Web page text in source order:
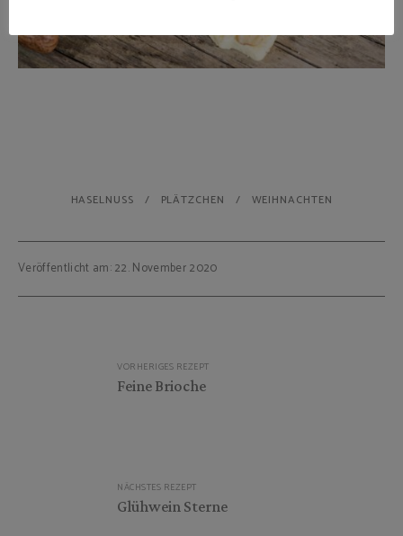
HASELNUSS PLÄTZCHEN WEIHNACHTEN
Veröffentlicht am: 22. November 2020
VORHERIGES REZEPT
Feine Brioche
NÄCHSTES REZEPT
Glühwein Sterne